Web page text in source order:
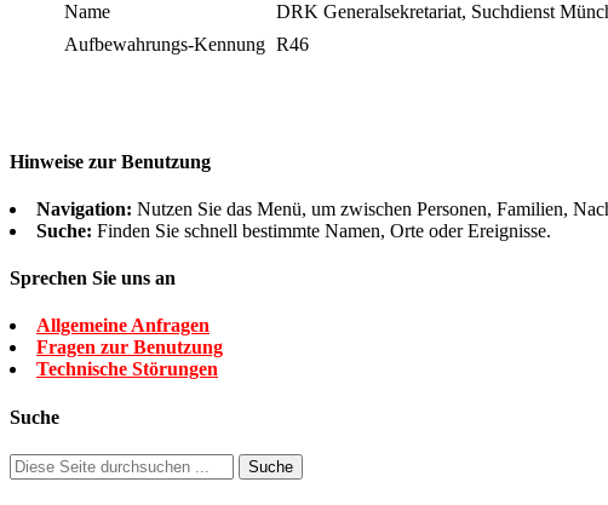
Name
DRK Generalsekretariat, Suchdienst
Aufbewahrungs-Kennung R46
Hinweise zur Benutzung
Navigation: Nutzen Sie das Menü, um zwischen Personen, Familien,
Suche: Finden Sie schnell bestimmte Namen, Orte oder Ereignisse.
Sprechen Sie uns an
Allgemeine Anfragen
Fragen zur Benutzung
Technische Störungen
Suche